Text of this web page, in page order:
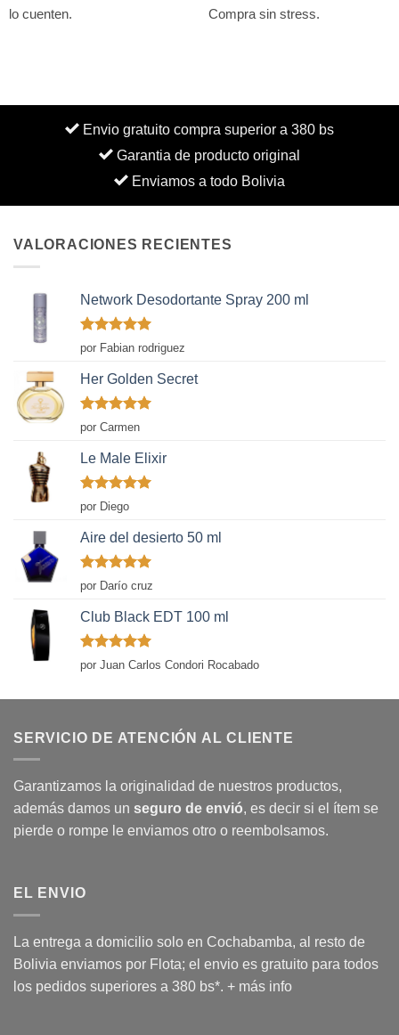
lo cuenten.
Compra sin stress.
Envio gratuito compra superior a 380 bs
Garantia de producto original
Enviamos a todo Bolivia
VALORACIONES RECIENTES
Network Desodortante Spray 200 ml
Valorado
con
por Fabian rodriguez
Her Golden Secret
Valorado
con
por Carmen
Le Male Elixir
Valorado
con
de 5
por Diego
Aire del desierto 50 ml
Valorado
con
por Darío cruz
Club Black EDT 100 ml
Valorado
con
por Juan Carlos Condori Rocabado
SERVICIO DE ATENCIÓN AL CLIENTE
Garantizamos la originalidad de nuestros productos,
además damos un seguro de envió, es decir si el ítem se
pierde o rompe le enviamos otro o reembolsamos.
EL ENVIO
La entrega a domicilio solo en Cochabamba, al resto de
Bolivia enviamos por Flota; el envio es gratuito para todos
los pedidos superiores a 380 bs*. + más info